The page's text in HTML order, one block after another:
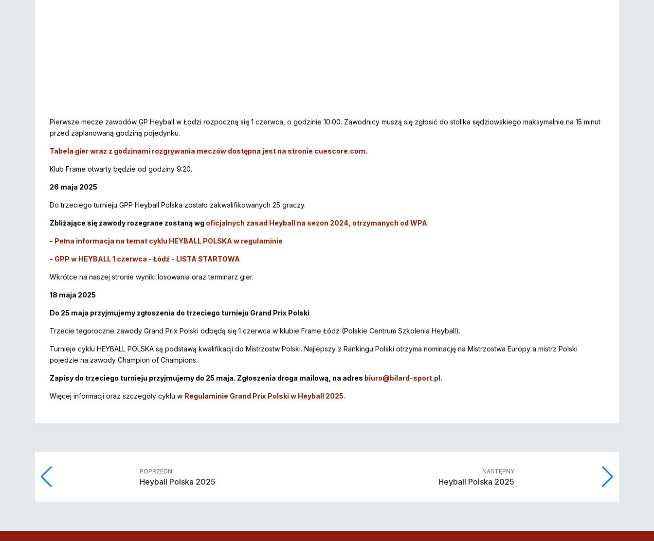
Pierwsze mecze zawodów GP Heyball w Łodzi rozpoczną się 1 czerwca, o godzinie 10:00. Zawodnicy muszą się zgłosić do stolika sędziowskiego maksymalnie na 15 minut
przed zaplanowaną godziną pojedynku.
Tabela gier wraz z godzinami rozgrywania meczów dostępna jest na stronie cuescore.com.
Klub Frame otwarty będzie od godziny 9:20.
26 maja 2025
Do trzeciego turnieju GPP Heyball Polska zostało zakwalifikowanych 25 graczy.
Zbliżające się zawody rozegrane zostaną wg oficjalnych zasad Heyball na sezon 2024, otrzymanych od WPA.
- Pełna informacja na temat cyklu HEYBALL POLSKA w regulaminie
- GPP w HEYBALL 1 czerwca - Łódź - LISTA STARTOWA
Wkrótce na naszej stronie wyniki losowania oraz terminarz gier.
18 maja 2025
Do 25 maja przyjmujemy zgłoszenia do trzeciego turnieju Grand Prix Polski
Trzecie tegoroczne zawody Grand Prix Polski odbędą się 1 czerwca w klubie Frame Łódź (Polskie Centrum Szkolenia Heyball).
Turnieje cyklu HEYBALL POLSKA są podstawą kwalifikacji do Mistrzostw Polski. Najlepszy z Rankingu Polski otrzyma nominację na Mistrzostwa Europy a mistrz Polski
pojedzie na zawody Champion of Champions.
Zapisy do trzeciego turnieju przyjmujemy do 25 maja. Zgłoszenia droga mailową, na adres biuro@bilard-sport.pl.
Więcej informacji oraz szczegóły cyklu w Regulaminie Grand Prix Polski w Heyball 2025.
POPRZEDNI
Heyball Polska 2025
NASTĘPNY
Heyball Polska 2025